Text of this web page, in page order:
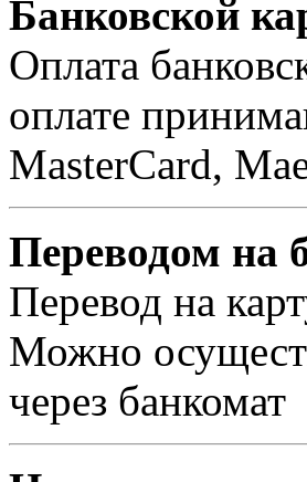
Банковской
Оплата
оплате
MasterCard,
Переводом на
Перевод на
Можно
через банкомат